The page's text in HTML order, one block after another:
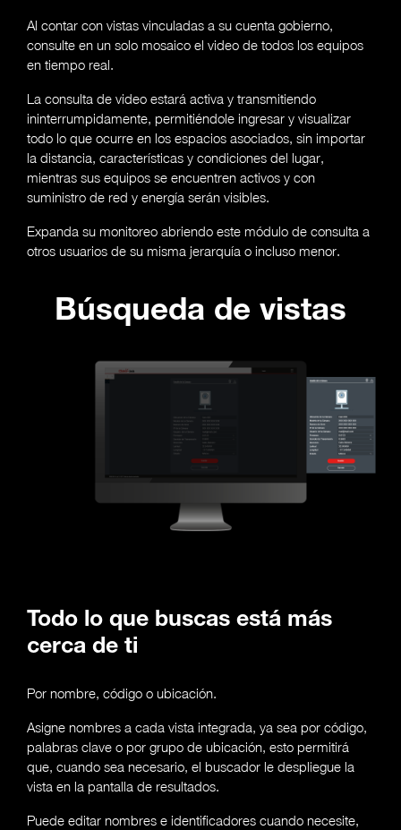
Al contar con vistas vinculadas a su cuenta gobierno,
consulte en un solo mosaico el video de todos los equipos
en tiempo real.
La consulta de video estará activa y transmitiendo
ininterrumpidamente, permitiéndole ingresar y visualizar
todo lo que ocurre en los espacios asociados, sin importar
la distancia, características y condiciones del lugar,
mientras sus equipos se encuentren activos y con
suministro de red y energía serán visibles.
Expanda su monitoreo abriendo este módulo de consulta a
otros usuarios de su misma jerarquía o incluso menor.
Búsqueda de vistas
Todo lo que buscas está más
cerca de ti
Por nombre, código o ubicación.
Asigne nombres a cada vista integrada, ya sea por código,
palabras clave o por grupo de ubicación, esto permitirá
que, cuando sea necesario, el buscador le despliegue la
vista en la pantalla de resultados.
Puede editar nombres e identificadores cuando necesite,